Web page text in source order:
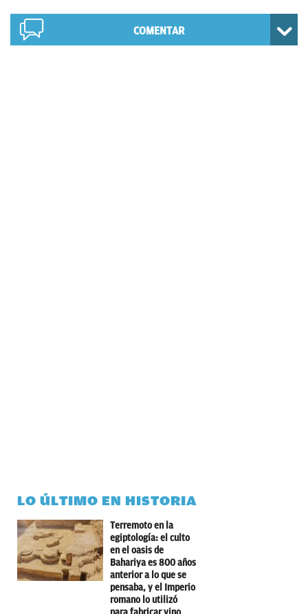
COMENTAR
LO ÚLTIMO EN HISTORIA
Terremoto en la
egiptología: el culto
en el oasis de
Bahariya es 800 años
anterior a lo que se
pensaba, y el Imperio
romano lo utilizó